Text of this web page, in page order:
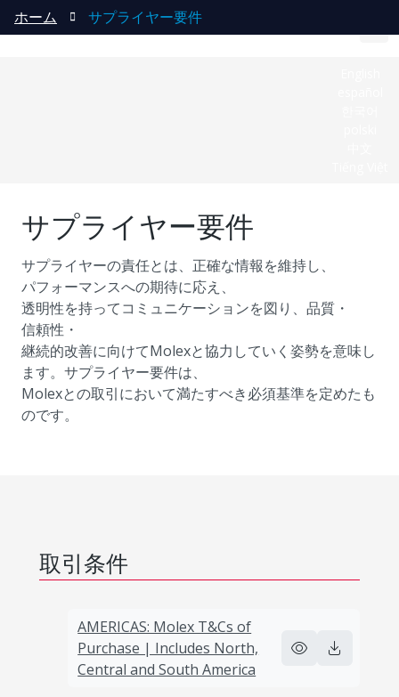
ホーム サプライヤー要件
サプライヤー要件
サプライヤーの責任とは、正確な情報を維持し、
パフォーマンスへの期待に応え、
透明性を持ってコミュニケーションを図り、品質・
信頼性・
継続的改善に向けてMolexと協力していく姿勢を意味し
ます。サプライヤー要件は、
Molexとの取引において満たすべき必須基準を定めたも
のです。
取引条件
AMERICAS: Molex T&Cs of
Purchase | Includes North,
Central and South America